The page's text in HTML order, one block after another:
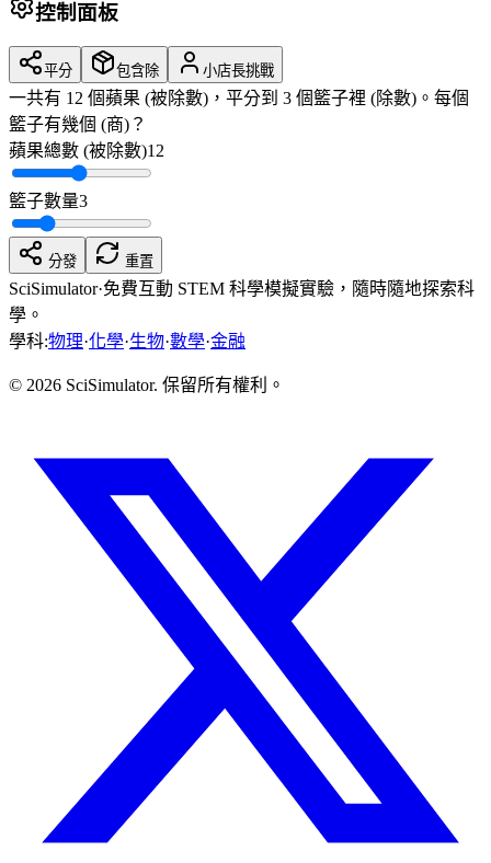
控制面板
平分 包含除 小店長挑戰
一共有 12 個蘋果 (被除數)，平分到 3 個籃子裡 (除數)。每個
籃子有幾個 (商)？
蘋果總數 (被除數)12
籃子數量3
分發 重置
SciSimulator·免費互動 STEM 科學模擬實驗，隨時隨地探索科
學。
學科:物理·化學·生物·數學·金融
© 2026 SciSimulator. 保留所有權利。